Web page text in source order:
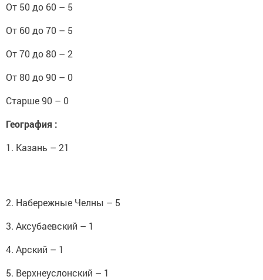
От 50 до 60 – 5
От 60 до 70 – 5
От 70 до 80 – 2
От 80 до 90 – 0
Старше 90 – 0
География :
1. Казань – 21
2. Набережные Челны – 5
3. Аксубаевский – 1
4. Арский – 1
5. Верхнеуслонский – 1